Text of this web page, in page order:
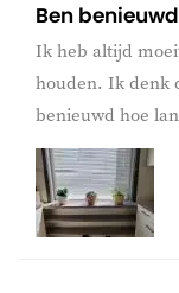
Ben benieuwd
Ik heb altijd
houden. Ik denk
benieuwd hoe